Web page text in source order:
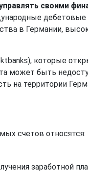
своими
дебетовые
в Германии,
которые
может быть
на территории
счетов относятся:
заработной